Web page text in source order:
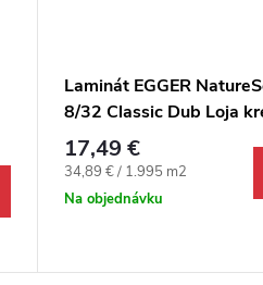
Laminát EGGER
8/32 Classic Dub Loja
4V
17,49 €
Jednotková cena:
34,89 € / 1.995 m2
Na objednávku